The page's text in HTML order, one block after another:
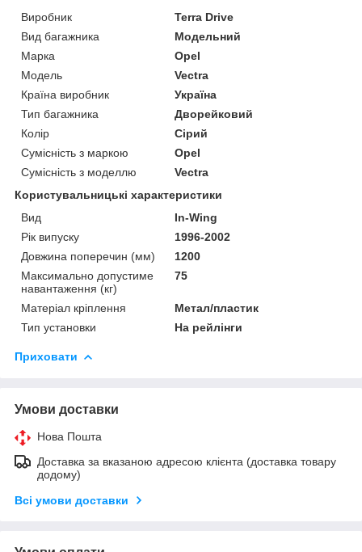
Виробник
Terra Drive
Вид багажника
Модельний
Марка
Opel
Модель
Vectra
Країна виробник
Україна
Тип багажника
Дворейковий
Колір
Сірий
Сумісність з маркою
Opel
Сумісність з моделлю
Vectra
Користувальницькі характеристики
Вид
In-Wing
Рік випуску
1996-2002
Довжина поперечин (мм)
1200
Максимально допустиме
навантаження (кг)
75
Матеріал кріплення
Метал/пластик
Тип установки
На рейлінги
Приховати
Умови доставки
Нова Пошта
Доставка за вказаною адресою клієнта (доставка товару
додому)
Всі умови доставки